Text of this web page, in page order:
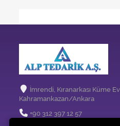
İmrendi, Kıranarkası Küme
Kahramankazan/Ankara
+90 312 397 12 57